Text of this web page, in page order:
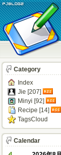
Category
Index
Jie [207]
Minyi [92]
Recipe [14]
TagsCloud
Calendar